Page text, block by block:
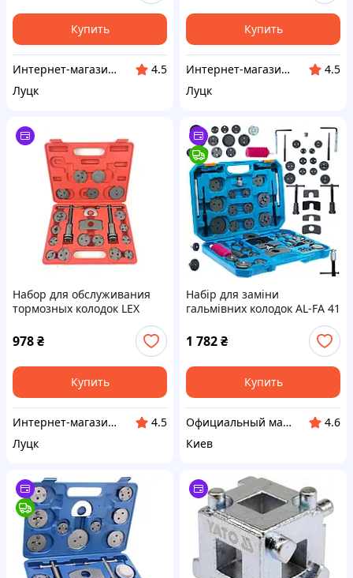
Купить
Интернет-магазин EUROCRAFT
4.5
Луцк
Купить
Интернет-магазин EUROCRAFT
4.5
Луцк
Набор для обслуживания
тормозных колодок LEX
978₴
Купить
Интернет-магазин EUROCRAFT
4.5
Луцк
Набір для заміни
гальмівних колодок AL-FA 41
1 782₴
Купить
Официальный магазин Kraft&Dele🛠
4.6
Киев